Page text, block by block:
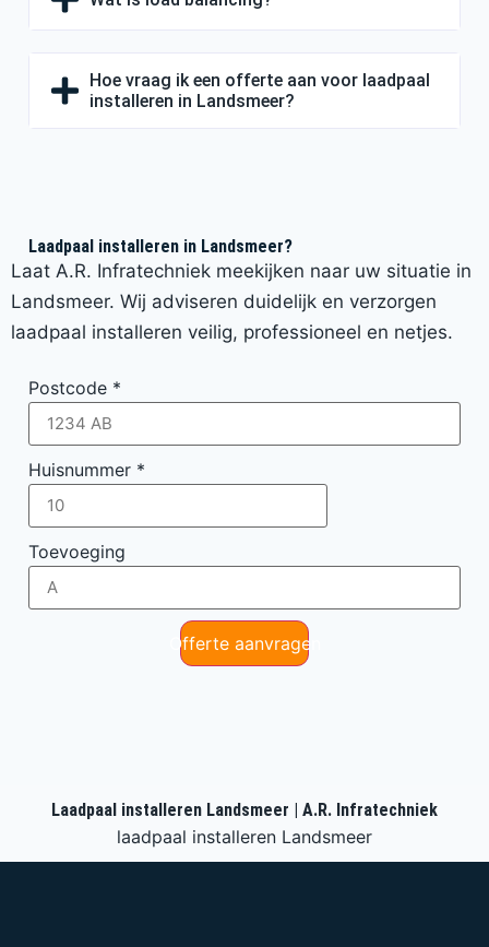
Hoe vraag ik een offerte aan voor laadpaal
installeren in Landsmeer?
Laadpaal installeren in Landsmeer?
Laat A.R. Infratechniek meekijken naar uw situatie in
Landsmeer. Wij adviseren duidelijk en verzorgen
laadpaal installeren veilig, professioneel en netjes.
Postcode *
Huisnummer *
Toevoeging
Offerte aanvragen
Laadpaal installeren Landsmeer | A.R. Infratechniek
laadpaal installeren Landsmeer